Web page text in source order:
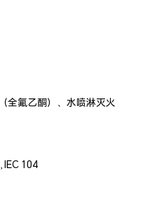
全氟乙酮）、水喷淋灭火
IEC 104